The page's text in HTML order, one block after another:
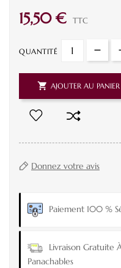
15,50 € TTC
QUANTITÉ
 AJOUTER AU PANIER
Donnez votre avis
Paiement 100 %
Livraison Gratuite
Panachables